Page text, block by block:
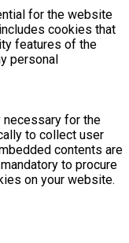
for the website
cookies that
features of the
personal
necessary for the
to collect user
contents are
to procure
on your website.